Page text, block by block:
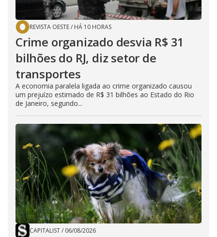
REVISTA OESTE/ HÁ 10 HORAS
Crime organizado desvia R$ 31
bilhões do RJ, diz setor de
transportes
A economia paralela ligada ao crime organizado causou
um prejuízo estimado de R$ 31 bilhões ao Estado do Rio
de Janeiro, segundo...
CAPITALIST/ 06/08/2026